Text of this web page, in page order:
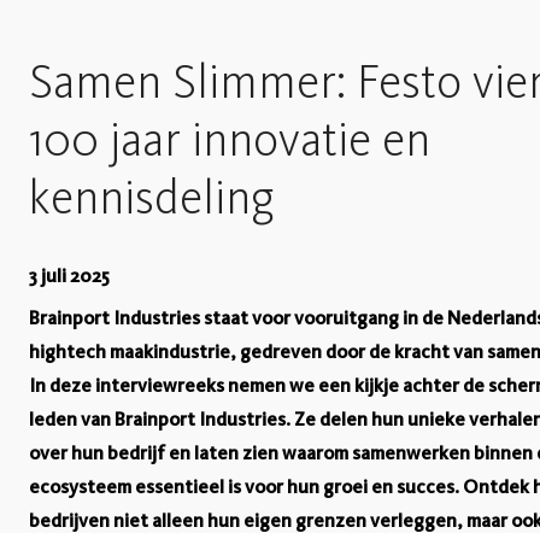
Samen Slimmer: Festo
100 jaar innovatie en
kennisdeling
3 juli 2025
Brainport Industries staat voor vooruitgang in de
hightech maakindustrie, gedreven door de kracht van
In deze interviewreeks nemen we een kijkje achter de
leden van Brainport Industries. Ze delen hun unieke
over hun bedrijf en laten zien waarom samenwerken binnen
ecosysteem essentieel is voor hun groei en succes. Ontdek
bedrijven niet alleen hun eigen grenzen verleggen, maar